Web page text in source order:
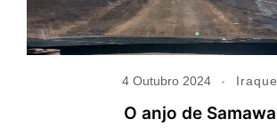
4 Outubro 2024 Iraque
O anjo de Samawa